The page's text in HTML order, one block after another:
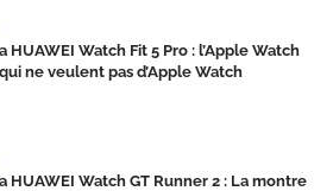
HUAWEI Watch Fit 5 Pro : l’Apple Watch
ne veulent pas d’Apple Watch
HUAWEI Watch GT Runner 2 : La montre